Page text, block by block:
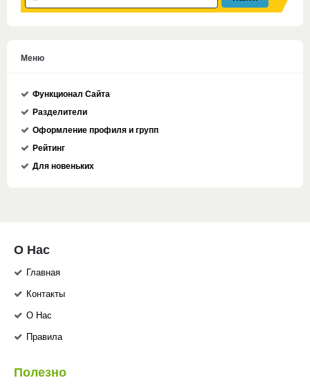
Меню
Функционал Сайта
Разделители
Оформление профиля и групп
Рейтинг
Для новеньких
О Нас
Главная
Контакты
О Нас
Правила
Полезно